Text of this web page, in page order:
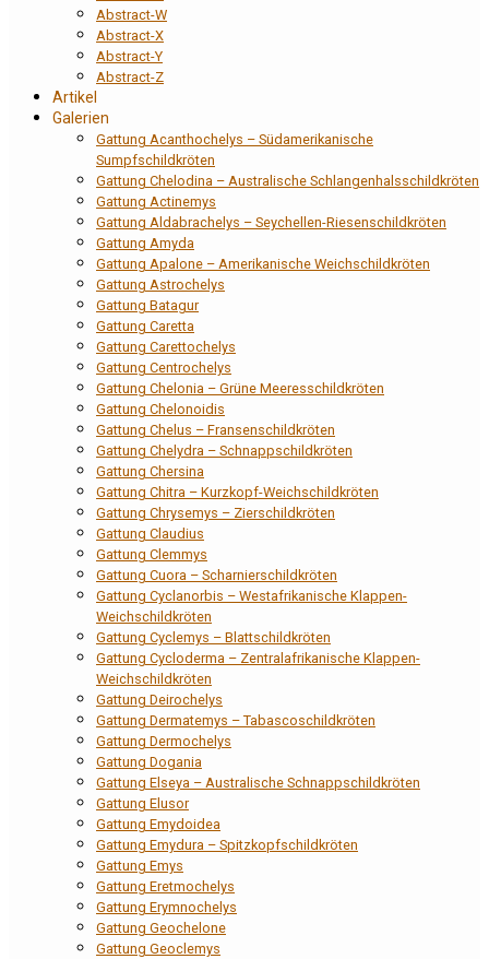
Abstract-W
Abstract-X
Abstract-Y
Abstract-Z
Artikel
Galerien
Gattung Acanthochelys – Südamerikanische
Sumpfschildkröten
Gattung Chelodina – Australische Schlangenhalsschildkröten
Gattung Actinemys
Gattung Aldabrachelys – Seychellen-Riesenschildkröten
Gattung Amyda
Gattung Apalone – Amerikanische Weichschildkröten
Gattung Astrochelys
Gattung Batagur
Gattung Caretta
Gattung Carettochelys
Gattung Centrochelys
Gattung Chelonia – Grüne Meeresschildkröten
Gattung Chelonoidis
Gattung Chelus – Fransenschildkröten
Gattung Chelydra – Schnappschildkröten
Gattung Chersina
Gattung Chitra – Kurzkopf-Weichschildkröten
Gattung Chrysemys – Zierschildkröten
Gattung Claudius
Gattung Clemmys
Gattung Cuora – Scharnierschildkröten
Gattung Cyclanorbis – Westafrikanische Klappen-
Weichschildkröten
Gattung Cyclemys – Blattschildkröten
Gattung Cycloderma – Zentralafrikanische Klappen-
Weichschildkröten
Gattung Deirochelys
Gattung Dermatemys – Tabascoschildkröten
Gattung Dermochelys
Gattung Dogania
Gattung Elseya – Australische Schnappschildkröten
Gattung Elusor
Gattung Emydoidea
Gattung Emydura – Spitzkopfschildkröten
Gattung Emys
Gattung Eretmochelys
Gattung Erymnochelys
Gattung Geochelone
Gattung Geoclemys